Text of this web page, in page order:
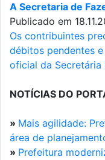
A Secretaria de
Publicado em
Os contribuintes
débitos pendentes
oficial da Secretária
NOTÍCIAS DO
» Mais agilidade:
área de
» Prefeitura